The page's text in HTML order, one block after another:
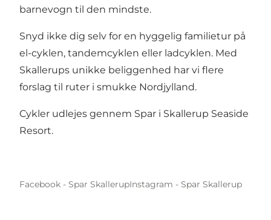
barnevogn til den mindste.
Snyd ikke dig selv for en hyggelig familietur på
el-cyklen, tandemcyklen eller ladcyklen. Med
Skallerups unikke beliggenhed har vi flere
forslag til ruter i smukke Nordjylland.
Cykler udlejes gennem Spar i Skallerup Seaside
Resort.
Facebook - Spar SkallerupInstagram - Spar Skallerup